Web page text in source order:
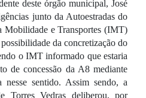
deste órgão municipal, José
junto da Autoestradas do
Mobilidade e Transportes (IMT)
da concretização do
o IMT informado que estaria
de concessão da A8 mediante
nesse sentido. Assim sendo, a
Torres Vedras deliberou, por